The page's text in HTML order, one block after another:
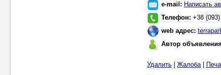
e-mail: Написать
Телефон: +38
web адрес:
Автор
Удалить Жалоба|